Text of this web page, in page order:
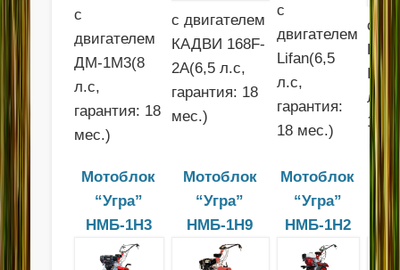
с
двигателем
ДМ-1М3(8
л.с,
гарантия: 18
мес.)
с двигателем
КАДВИ 168F-
2A(6,5 л.с,
гарантия: 18
мес.)
с
двигателем
Lifan(6,5
л.с,
гарантия:
18 мес.)
с
л.с,
18
Мотоблок
“Угра”
НМБ-1Н3
Мотоблок
“Угра”
НМБ-1Н9
Мотоблок
“Угра”
НМБ-1Н2